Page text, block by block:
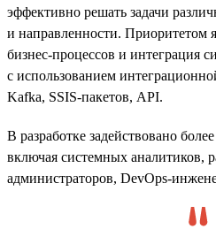
эффективно решать задачи
и направленности. Приоритетом
бизнес-процессов и интеграция
с использованием
Kafka, SSIS-пакетов, API.
В разработке задействовано
включая системных аналитиков,
администраторов, DevOps-